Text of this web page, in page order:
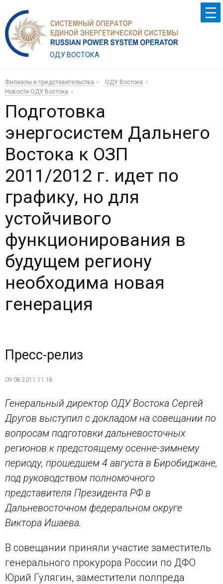
ОДУ ВОСТОКА
Филиалы и представительства
ОДУ Востока
Новости ОДУ Востока
Подготовка
энергосистем Дальнего
Востока к ОЗП
2011/2012 г. идет по
графику, но для
устойчивого
функционирования в
будущем региону
необходима новая
генерация
Пресс-релиз
09.08.2011 11:18
Генеральный директор ОДУ Востока Сергей
Другов выступил с докладом на совещании по
вопросам подготовки дальневосточных
регионов к предстоящему осенне-зимнему
периоду, прошедшем 4 августа в Биробиджане,
под руководством полномочного
представителя Президента РФ в
Дальневосточном федеральном округе
Виктора Ишаева.
В совещании приняли участие заместитель
генерального прокурора России по ДФО
Юрий Гулягин, заместители полпреда